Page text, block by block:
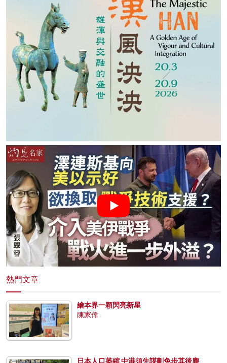
熱門文章
繪本界一顆閃亮新星
陳家偉
日本人口萎縮 中港須先謀劃免步其後塵